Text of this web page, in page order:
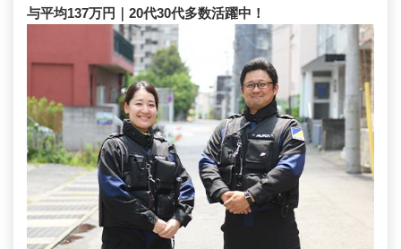
与平均137万円｜20代30代多数活躍中！